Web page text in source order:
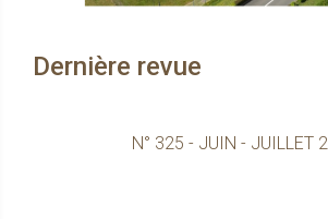
Dernière revue
N° 325 - JUIN - JUILLET
Consultez le